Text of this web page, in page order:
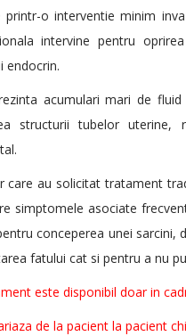
o interventie minim
intervine pentru
endocrin.
acumulari mari de
structurii tubelor
care au solicitat tratament
simptomele asociate
conceperea unei
fatului cat si pentru a nu
este disponibil doar in
de la pacient la pacient